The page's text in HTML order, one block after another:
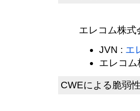
エレコム株式
JVN : エ
エレコム
CWEによる脆弱